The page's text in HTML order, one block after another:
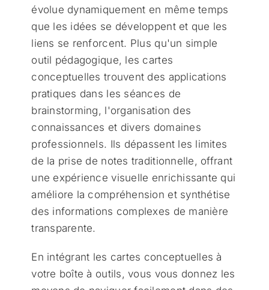
évolue dynamiquement en même temps
que les idées se développent et que les
liens se renforcent. Plus qu'un simple
outil pédagogique, les cartes
conceptuelles trouvent des applications
pratiques dans les séances de
brainstorming, l'organisation des
connaissances et divers domaines
professionnels. Ils dépassent les limites
de la prise de notes traditionnelle, offrant
une expérience visuelle enrichissante qui
améliore la compréhension et synthétise
des informations complexes de manière
transparente.
En intégrant les cartes conceptuelles à
votre boîte à outils, vous vous donnez les